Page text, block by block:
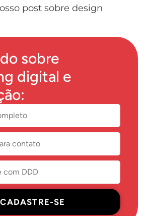
post sobre design
sobre
digital e
CADASTRE-SE